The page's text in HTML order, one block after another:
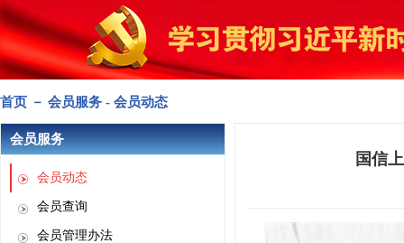
首页 － 会员服务 - 会员动态
会员服务
会员动态
会员查询
会员管理办法
国信